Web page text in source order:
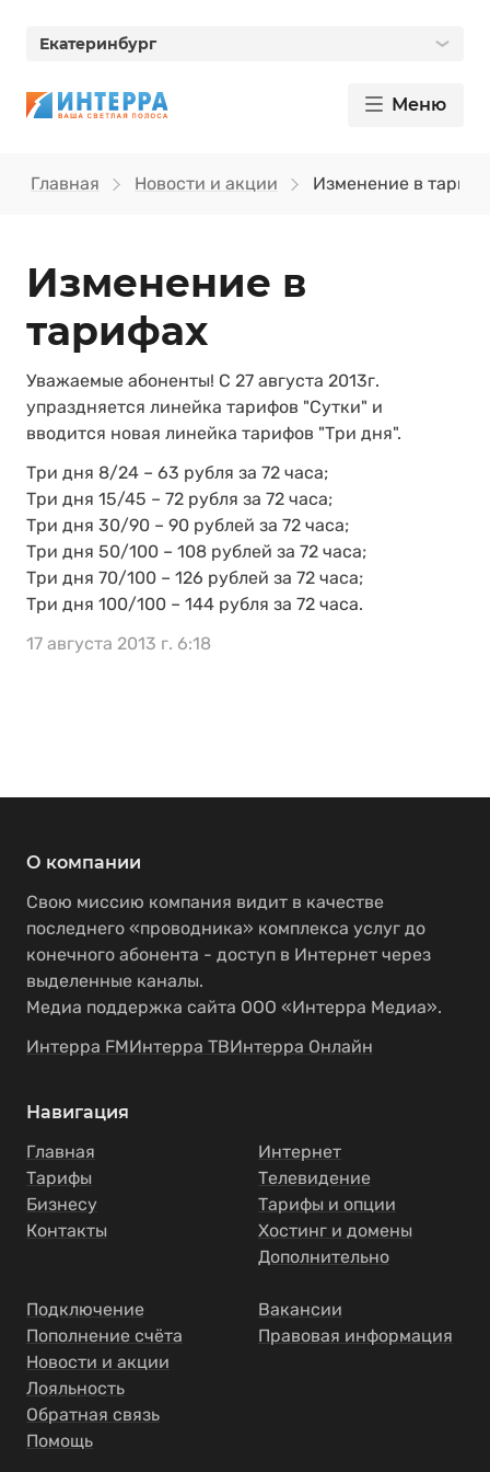
Екатеринбург
Меню
Главная Новости и акции Изменение в
Изменение в
тарифах
Уважаемые абоненты! С 27 августа 2013г.
упраздняется линейка тарифов "Сутки" и
вводится новая линейка тарифов "Три дня".
Три дня 8/24 – 63 рубля за 72 часа;
Три дня 15/45 – 72 рубля за 72 часа;
Три дня 30/90 – 90 рублей за 72 часа;
Три дня 50/100 – 108 рублей за 72 часа;
Три дня 70/100 – 126 рублей за 72 часа;
Три дня 100/100 – 144 рубля за 72 часа.
17 августа 2013 г. 6:18
О компании
Свою миссию компания видит в качестве
последнего «проводника» комплекса услуг до
конечного абонента - доступ в Интернет через
выделенные каналы.
Медиа поддержка сайта ООО «Интерра Медиа».
Интерра FMИнтерра ТВИнтерра Онлайн
Навигация
Главная
Тарифы
Бизнесу
Контакты
Интернет
Телевидение
Тарифы и опции
Хостинг и домены
Дополнительно
Подключение
Пополнение счёта
Новости и акции
Лояльность
Обратная связь
Помощь
Вакансии
Правовая информация